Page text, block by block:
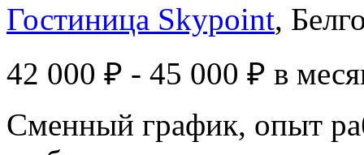
Гостиница Skypoint,
42 000 ₽ - 45 000 ₽ в
Сменный график, опыт